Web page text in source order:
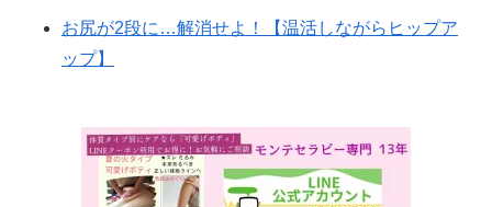
お尻が2段に…解消せよ！【温活しながらヒップア
ップ】